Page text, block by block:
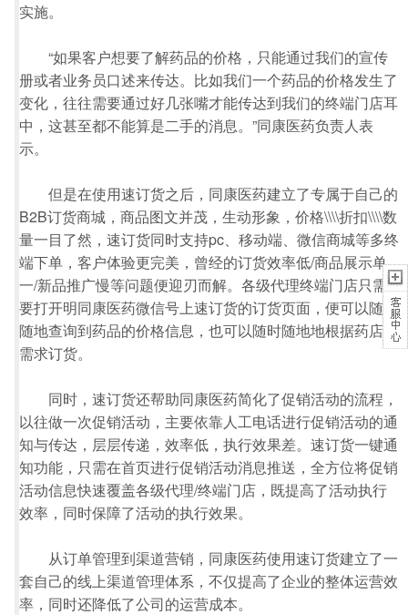
实施。
“如果客户想要了解药品的价格，只能通过我们的宣传
册或者业务员口述来传达。比如我们一个药品的价格发生了
变化，往往需要通过好几张嘴才能传达到我们的终端门店耳
中，这甚至都不能算是二手的消息。”同康医药负责人表
示。
但是在使用速订货之后，同康医药建立了专属于自己的
B2B订货商城，商品图文并茂，生动形象，价格\\\\折扣\\\\数
量一目了然，速订货同时支持pc、移动端、微信商城等多终
端下单，客户体验更完美，曾经的订货效率低/商品展示单
一/新品推广慢等问题便迎刃而解。各级代理终端门店只需
要打开明同康医药微信号上速订货的订货页面，便可以随时
随地查询到药品的价格信息，也可以随时随地地根据药店的
需求订货。
同时，速订货还帮助同康医药简化了促销活动的流程，
以往做一次促销活动，主要依靠人工电话进行促销活动的通
知与传达，层层传递，效率低，执行效果差。速订货一键通
知功能，只需在首页进行促销活动消息推送，全方位将促销
活动信息快速覆盖各级代理/终端门店，既提高了活动执行
效率，同时保障了活动的执行效果。
从订单管理到渠道营销，同康医药使用速订货建立了一
套自己的线上渠道管理体系，不仅提高了企业的整体运营效
率，同时还降低了公司的运营成本。